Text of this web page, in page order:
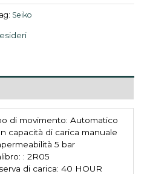
Seiko
di movimento: Automatico
capacità di carica manuale
5 bar
: 2R05
di carica: 40 HOUR